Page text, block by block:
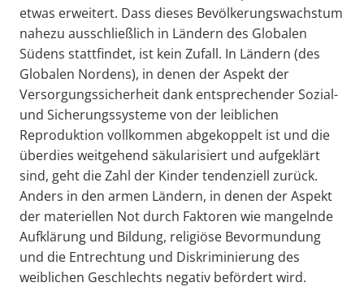
etwas erweitert. Dass dieses Bevölkerungswachstum
nahezu ausschließlich in Ländern des Globalen
Südens stattfindet, ist kein Zufall. In Ländern (des
Globalen Nordens), in denen der Aspekt der
Versorgungssicherheit dank entsprechender Sozial-
und Sicherungssysteme von der leiblichen
Reproduktion vollkommen abgekoppelt ist und die
überdies weitgehend säkularisiert und aufgeklärt
sind, geht die Zahl der Kinder tendenziell zurück.
Anders in den armen Ländern, in denen der Aspekt
der materiellen Not durch Faktoren wie mangelnde
Aufklärung und Bildung, religiöse Bevormundung
und die Entrechtung und Diskriminierung des
weiblichen Geschlechts negativ befördert wird.